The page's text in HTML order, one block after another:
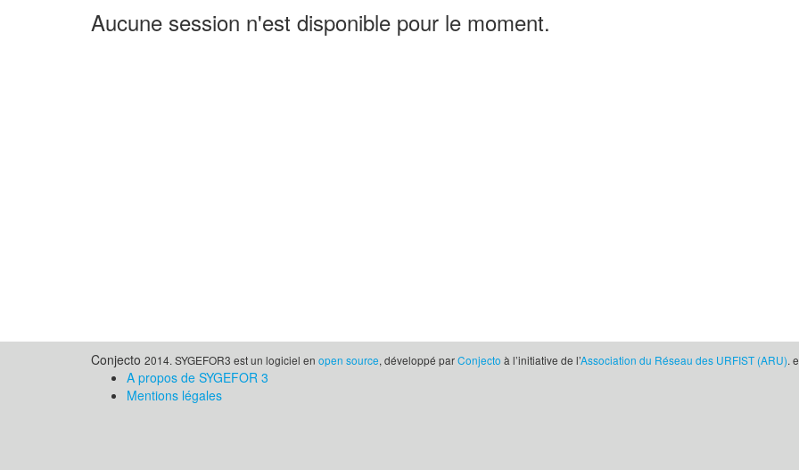
Aucune session n'est disponible pour le moment.
Conjecto 2014. SYGEFOR3 est un logiciel en open source, développé parConjecto à l’initiative de l’Association du Réseau des URFIST (ARU).
A propos de SYGEFOR 3
Mentions légales